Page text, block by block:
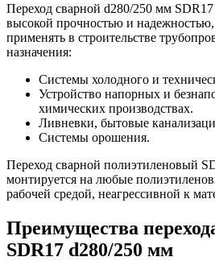
Переход сварной d280/250 мм
высокой прочностью и надежностью,
применять в строительстве
назначения:
Системы холодного и
Устройство напорных и
химических производствах.
Ливневки, бытовые
Системы орошения.
Переход сварной полиэтиленовый
монтируется на любые
рабочей средой, неагрессивной к
Преимущества
SDR17 d280/250 мм